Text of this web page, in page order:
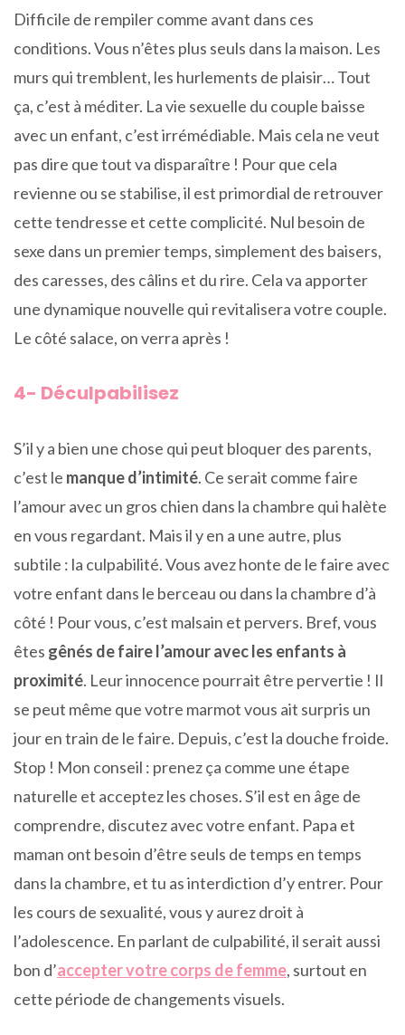
Difficile de rempiler comme avant dans ces
conditions. Vous n’êtes plus seuls dans la maison. Les
murs qui tremblent, les hurlements de plaisir… Tout
ça, c’est à méditer. La vie sexuelle du couple baisse
avec un enfant, c’est irrémédiable. Mais cela ne veut
pas dire que tout va disparaître ! Pour que cela
revienne ou se stabilise, il est primordial de retrouver
cette tendresse et cette complicité. Nul besoin de
sexe dans un premier temps, simplement des baisers,
des caresses, des câlins et du rire. Cela va apporter
une dynamique nouvelle qui revitalisera votre couple.
Le côté salace, on verra après !
4- Déculpabilisez
S’il y a bien une chose qui peut bloquer des parents,
c’est le manque d’intimité. Ce serait comme faire
l’amour avec un gros chien dans la chambre qui halète
en vous regardant. Mais il y en a une autre, plus
subtile : la culpabilité. Vous avez honte de le faire avec
votre enfant dans le berceau ou dans la chambre d’à
côté ! Pour vous, c’est malsain et pervers. Bref, vous
êtes gênés de faire l’amour avec les enfants à
proximité. Leur innocence pourrait être pervertie ! Il
se peut même que votre marmot vous ait surpris un
jour en train de le faire. Depuis, c’est la douche froide.
Stop ! Mon conseil : prenez ça comme une étape
naturelle et acceptez les choses. S’il est en âge de
comprendre, discutez avec votre enfant. Papa et
maman ont besoin d’être seuls de temps en temps
dans la chambre, et tu as interdiction d’y entrer. Pour
les cours de sexualité, vous y aurez droit à
l’adolescence. En parlant de culpabilité, il serait aussi
bon d’accepter votre corps de femme, surtout en
cette période de changements visuels.